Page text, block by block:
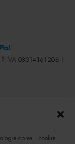
come i cookie
03014161206 |